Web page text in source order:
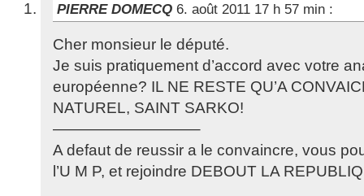
PIERRE DOMECQ 6. août 2011 17 h 57 min :
Cher monsieur le député.
Je suis pratiquement d’accord avec votre
européenne? IL NE RESTE QU’A
NATUREL, SAINT SARKO!
—————————–
A defaut de reussir a le convaincre, vous
l’U M P, et rejoindre DEBOUT LA